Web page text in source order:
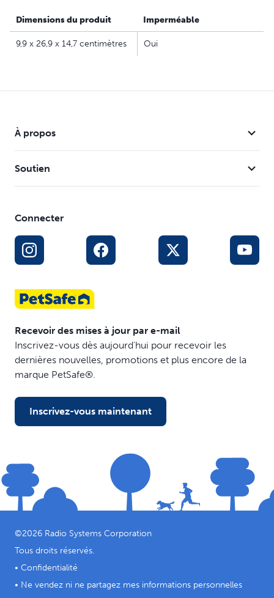
Dimensions du produit Imperméable
9,9 x 26,9 x 14,7 centimètres Oui
À propos
Soutien
Connecter
Recevoir des mises à jour par e-mail
Inscrivez-vous dès aujourd'hui pour recevoir les
dernières nouvelles, promotions et plus encore de la
marque PetSafe®.
Inscrivez-vous maintenant
©2026 Radio Systems Corporation
Tous droits réservés.
• Confidentialité
• Ne vendez ni ne partagez mes informations personnelles